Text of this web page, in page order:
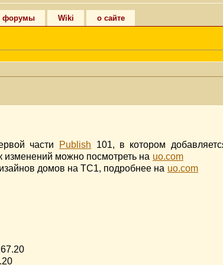
форумы Wiki о сайте
части Publish
101, в котором
можно посмотреть на uo.com
домов на TC1, подробнее на uo.com